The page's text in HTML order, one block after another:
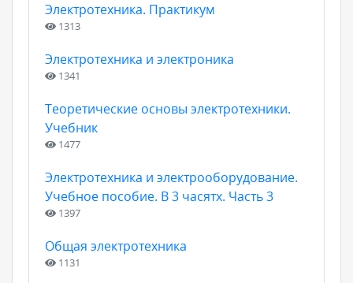
Электротехника. Практикум
1313
Электротехника и электроника
1341
Теоретические основы электротехники.
Учебник
1477
Электротехника и электрооборудование.
Учебное пособие. В 3 часятх. Часть 3
1397
Общая электротехника
1131